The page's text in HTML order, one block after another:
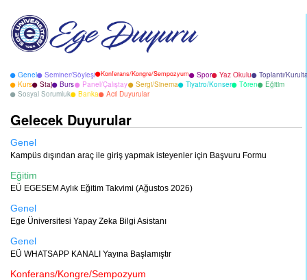
Genel Seminer/Söyleşi Konferans/Kongre/Sempozyum Spor Yaz Okulu
Toplantı/
Kurs
Staj Burs Panel/Çalıştay Sergi/Sinema Tiyatro/Konser Tören
Eğitim
Sosyal Sorumluk
Banka Acil Duyurular
Gelecek Duyurular
Genel
Kampüs dışından araç ile giriş yapmak isteyenler için Başvuru Formu
Eğitim
EÜ EGESEM Aylık Eğitim Takvimi (Ağustos 2026)
Genel
Ege Üniversitesi Yapay Zeka Bilgi Asistanı
Genel
EÜ WHATSAPP KANALI Yayına Başlamıştır
Konferans/Kongre/Sempozyum